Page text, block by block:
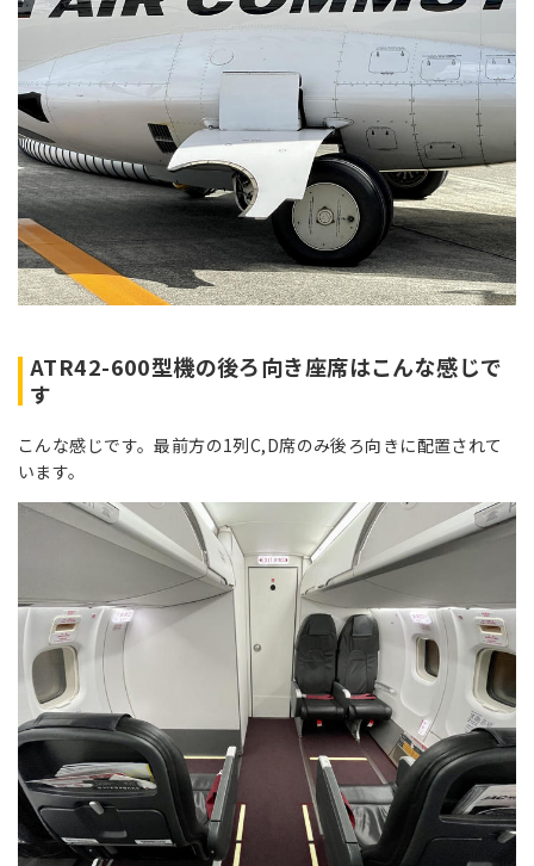
ATR42-600型機の後ろ向き座席はこんな感じで
す
こんな感じです。最前方の1列C,D席のみ後ろ向きに配置されて
います。